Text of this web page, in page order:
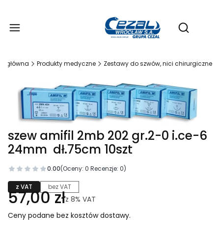
Otwórz
główna Produkty medyczne Zestawy do szwów, nici chirurgiczne
szew amifil 2mb 202 gr.2-0 i.ce-6
24mm dł.75cm 10szt
0.00(Oceny: 0 Recenzje: 0)
z VAT bez VAT
57,00 złz 8% VAT
Ceny podane bez kosztów dostawy.